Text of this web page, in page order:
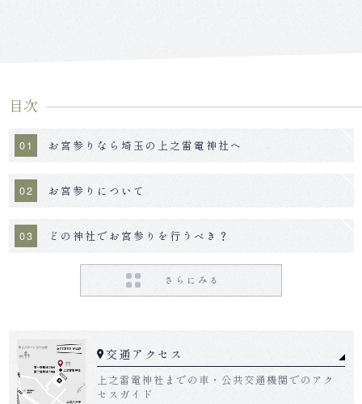
目次
お宮参りなら埼玉の上之雷電神社へ
お宮参りについて
どの神社でお宮参りを行うべき？
お宮参りの流れ
初穂料の相場
交通アクセス
上之雷電神社までの車・公共交通機関でのアク
セスガイド